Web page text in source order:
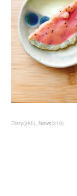
Diary(385) News(310)